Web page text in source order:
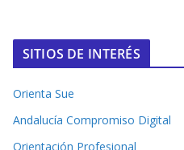
SITIOS DE INTERÉS
Orienta Sue
Andalucía Compromiso Digital
Orientación Profesional